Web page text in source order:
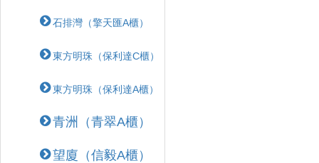
石排灣（擎天匯A櫃）
東方明珠（保利達C櫃）
東方明珠（保利達A櫃）
青洲（青翠A櫃）
望廈（信毅A櫃）